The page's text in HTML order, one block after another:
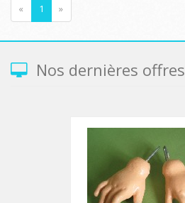
« 1 »
Nos dernières offres